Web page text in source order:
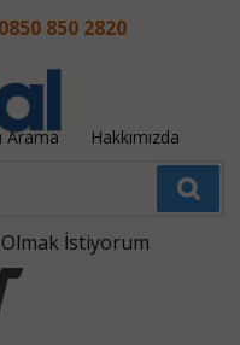
0850 850 2820
Arama Hakkımızda
İstiyorum